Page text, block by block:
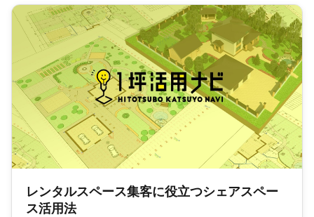
レンタルスペース集客に役立つシェアスペー
ス活用法